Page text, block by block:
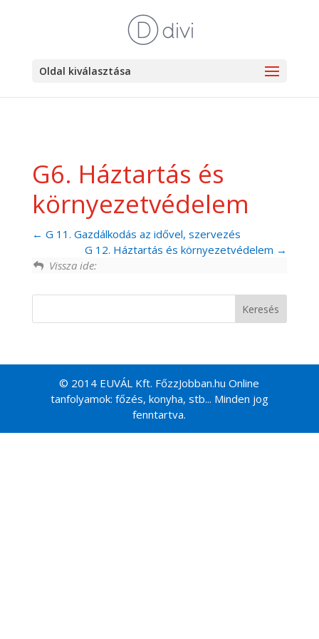
Oldal kiválasztása
G6. Háztartás és
környezetvédelem
G 11. Gazdálkodás az idővel, szervezés
G 12. Háztartás és környezetvédelem
Vissza ide:
© 2014 EUVÁL Kft. FőzzJobban.hu Online
tanfolyamok: főzés, konyha, stb... Minden jog
fenntartva.